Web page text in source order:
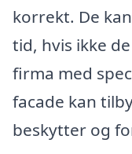
korrekt. De
tid, hvis ikke
firma med
facade kan
beskytter og